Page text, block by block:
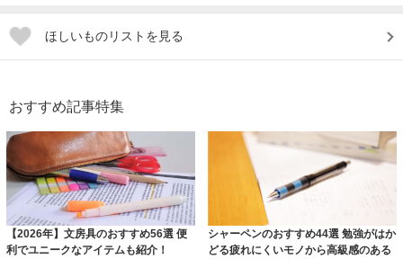
ほしいものリストを見る
おすすめ記事特集
【2026年】文房具のおすすめ56選 便
利でユニークなアイテムも紹介！
シャーペンのおすすめ44選 勉強がはか
どる疲れにくいモノから高級感のある